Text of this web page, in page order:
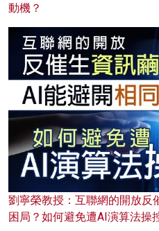
動機？
劉寧榮教授：互聯網的開放反
困局？如何避免遭AI演算法操